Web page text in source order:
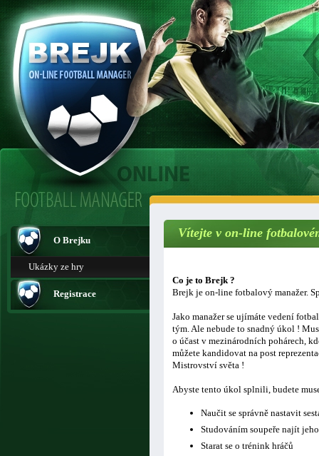
O Brejku
Ukázky ze hry
Registrace
Vítejte v on-line
Co je to Brejk ?
Brejk je on-line fotbalový manažer.
Jako manažer se ujímáte vedení
tým. Ale nebude to snadný úkol !
o účast v mezinárodních pohárech,
můžete kandidovat na post
Mistrovství světa !
Abyste tento úkol splnili, budete
Naučit se správně nastavit
Studováním soupeře najít
Starat se o trénink hráčů